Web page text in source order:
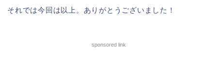
それでは今回は以上。ありがとうございました！
sponsored link